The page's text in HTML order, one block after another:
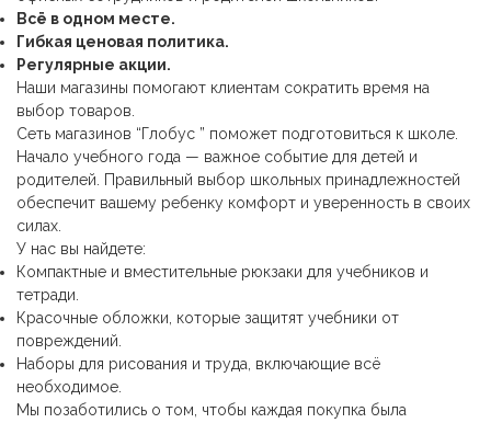
Всё в одном месте.
Гибкая ценовая политика.
Регулярные акции.
Наши магазины помогают клиентам сократить время на
выбор товаров.
Сеть магазинов “Глобус ” поможет подготовиться к школе.
Начало учебного года — важное событие для детей и
родителей. Правильный выбор школьных принадлежностей
обеспечит вашему ребенку комфорт и уверенность в своих
силах.
У нас вы найдете:
Компактные и вместительные рюкзаки для учебников и
тетради.
Красочные обложки, которые защитят учебники от
повреждений.
Наборы для рисования и труда, включающие всё
необходимое.
Мы позаботились о том, чтобы каждая покупка была